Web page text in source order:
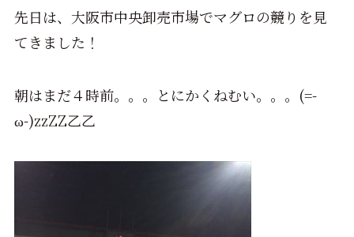
先日は、大阪市中央卸売市場でマグロの競りを見
てきました！
朝はまだ４時前。。。とにかくねむい。。。(=-
ω-)zzZZ乙乙